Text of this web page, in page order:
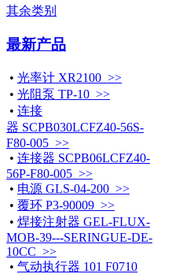
其余类别
最新产品
• 光率计 XR2100 >>
• 光阻泵 TP-10 >>
• 连接
器 SCPB030LCFZ40-56S-
F80-005 >>
• 连接器 SCPB06LCFZ40-
56P-F80-005 >>
• 电源 GLS-04-200 >>
• 覆环 P3-90009 >>
• 焊接注射器 GEL-FLUX-
MOB-39---SERINGUE-DE-
10CC >>
• 气动执行器 101 F0710